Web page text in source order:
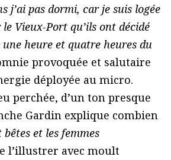
j’ai pas dormi, car je suis logée
Vieux-Port qu’ils ont décidé
heure et quatre heures du
provoquée et salutaire
déployée au micro.
perchée, d’un ton presque
Gardin explique combien
et les femmes
l’illustrer avec moult